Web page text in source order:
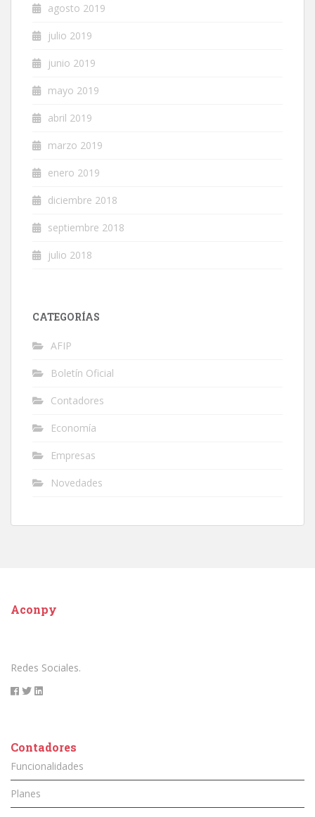
agosto 2019
julio 2019
junio 2019
mayo 2019
abril 2019
marzo 2019
enero 2019
diciembre 2018
septiembre 2018
julio 2018
CATEGORÍAS
AFIP
Boletín Oficial
Contadores
Economía
Empresas
Novedades
Aconpy
Redes Sociales.
Contadores
Funcionalidades
Planes